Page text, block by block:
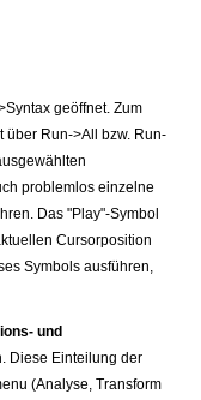
geöffnet. Zum
über Run->All bzw. Run-
problemlos einzelne
Das "Play"-Symbol
Cursorposition
Symbols ausführen,
und
Diese Einteilung der
(Analyse, Transform